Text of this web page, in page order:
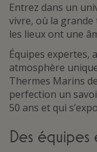
Entrez dans un
vivre, où la
les lieux ont une
Équipes expertes,
atmosphère
Thermes Marins
perfection un
50 ans et qui
Des équipes